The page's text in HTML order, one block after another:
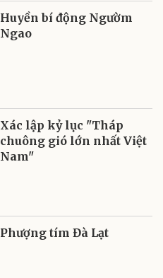
Huyền bí động Ngườm
Ngao
Xác lập kỷ lục "Tháp
chuông gió lớn nhất Việt
Nam"
Phượng tím Đà Lạt